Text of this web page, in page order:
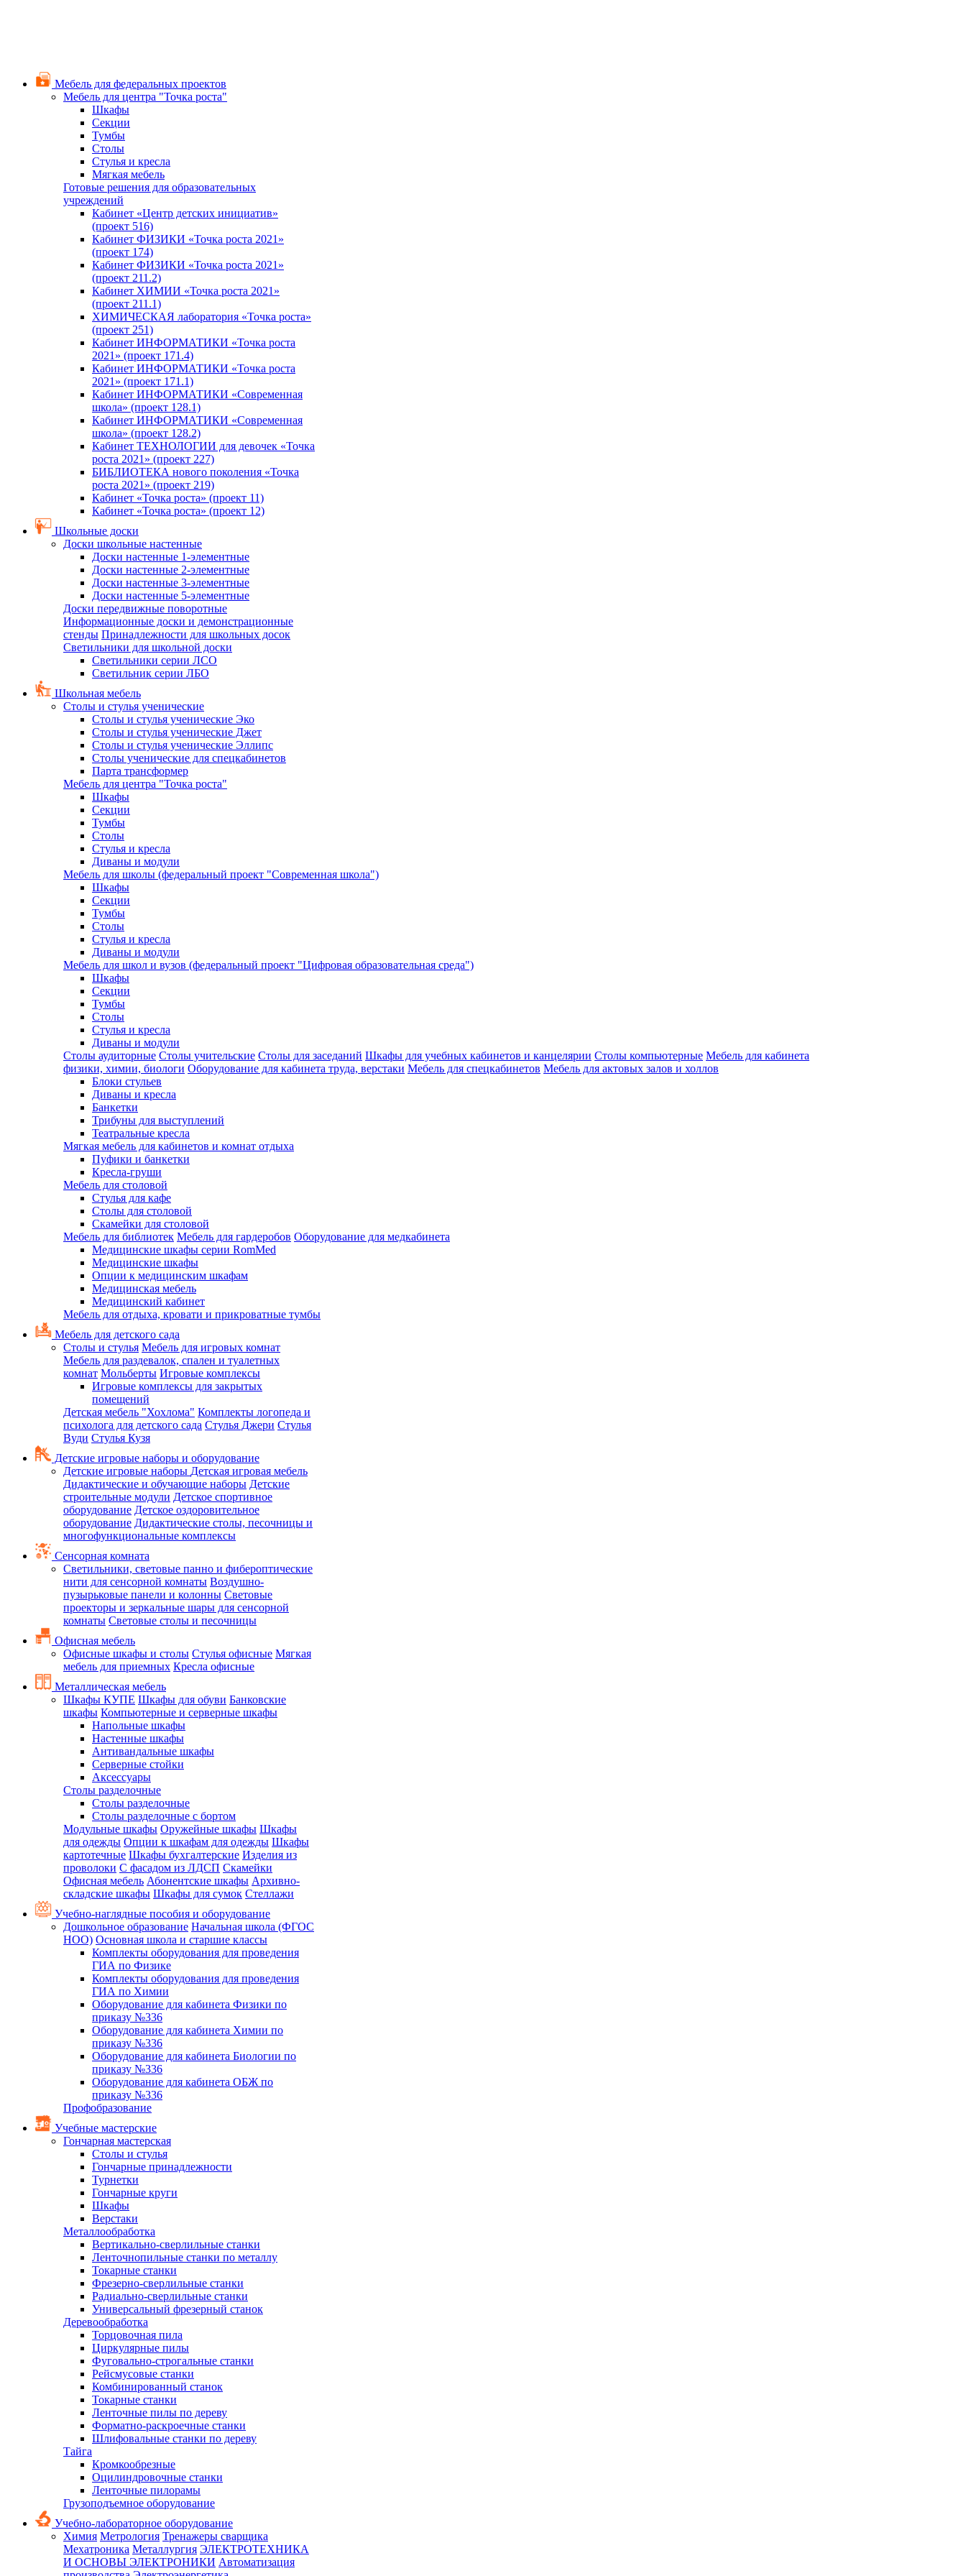
Мебель для федеральных проектов
Мебель для центра "Точка роста"
Шкафы
Секции
Тумбы
Столы
Стулья и кресла
Мягкая мебель
Готовые решения для образовательных
учреждений
Кабинет «Центр детских инициатив»
(проект 516)
Кабинет ФИЗИКИ «Точка роста 2021»
(проект 174)
Кабинет ФИЗИКИ «Точка роста 2021»
(проект 211.2)
Кабинет ХИМИИ «Точка роста 2021»
(проект 211.1)
ХИМИЧЕСКАЯ лаборатория «Точка роста»
(проект 251)
Кабинет ИНФОРМАТИКИ «Точка роста
2021» (проект 171.4)
Кабинет ИНФОРМАТИКИ «Точка роста
2021» (проект 171.1)
Кабинет ИНФОРМАТИКИ «Современная
школа» (проект 128.1)
Кабинет ИНФОРМАТИКИ «Современная
школа» (проект 128.2)
Кабинет ТЕХНОЛОГИИ для девочек «Точка
роста 2021» (проект 227)
БИБЛИОТЕКА нового поколения «Точка
роста 2021» (проект 219)
Кабинет «Точка роста» (проект 11)
Кабинет «Точка роста» (проект 12)
Школьные доски
Доски школьные настенные
Доски настенные 1-элементные
Доски настенные 2-элементные
Доски настенные 3-элементные
Доски настенные 5-элементные
Доски передвижные поворотные
Информационные доски и демонстрационные
стенды Принадлежности для школьных досок
Светильники для школьной доски
Светильники серии ЛСО
Светильник серии ЛБО
Школьная мебель
Столы и стулья ученические
Столы и стулья ученические Эко
Столы и стулья ученические Джет
Столы и стулья ученические Эллипс
Столы ученические для спецкабинетов
Парта трансформер
Мебель для центра "Точка роста"
Шкафы
Секции
Тумбы
Столы
Стулья и кресла
Диваны и модули
Мебель для школы (федеральный проект "Современная школа")
Шкафы
Секции
Тумбы
Столы
Стулья и кресла
Диваны и модули
Мебель для школ и вузов (федеральный проект "Цифровая образовательная среда")
Шкафы
Секции
Тумбы
Столы
Стулья и кресла
Диваны и модули
Столы аудиторные Столы учительские Столы для заседаний Шкафы для учебных кабинетов и канцелярии Столы компьютерные Мебель для кабинета
физики, химии, биологи Оборудование для кабинета труда, верстаки Мебель для спецкабинетов Мебель для актовых залов и холлов
Блоки стульев
Диваны и кресла
Банкетки
Трибуны для выступлений
Театральные кресла
Мягкая мебель для кабинетов и комнат отдыха
Пуфики и банкетки
Кресла-груши
Мебель для столовой
Cтулья для кафе
Cтолы для столовой
Скамейки для столовой
Мебель для библиотек Мебель для гардеробов Оборудование для медкабинета
Медицинские шкафы серии RomMed
Медицинские шкафы
Опции к медицинским шкафам
Медицинская мебель
Медицинский кабинет
Мебель для отдыха, кровати и прикроватные тумбы
Мебель для детского сада
Столы и стулья Мебель для игровых комнат
Мебель для раздевалок, спален и туалетных
комнат Мольберты Игровые комплексы
Игровые комплексы для закрытых
помещений
Детская мебель "Хохлома" Комплекты логопеда и
психолога для детского сада Стулья Джери Стулья
Вуди Стулья Кузя
Детские игровые наборы и оборудование
Детские игровые наборы Детская игровая мебель
Дидактические и обучающие наборы Детские
строительные модули Детское спортивное
оборудование Детское оздоровительное
оборудование Дидактические столы, песочницы и
многофункциональные комплексы
Сенсорная комната
Светильники, световые панно и фибероптические
нити для сенсорной комнаты Воздушно-
пузырьковые панели и колонны Световые
проекторы и зеркальные шары для сенсорной
комнаты Световые столы и песочницы
Офисная мебель
Офисные шкафы и столы Стулья офисные Мягкая
мебель для приемных Кресла офисные
Металлическая мебель
Шкафы КУПЕ Шкафы для обуви Банковские
шкафы Компьютерные и серверные шкафы
Напольные шкафы
Настенные шкафы
Антивандальные шкафы
Серверные стойки
Аксессуары
Столы разделочные
Столы разделочные
Столы разделочные с бортом
Модульные шкафы Оружейные шкафы Шкафы
для одежды Опции к шкафам для одежды Шкафы
картотечные Шкафы бухгалтерские Изделия из
проволоки С фасадом из ЛДСП Скамейки
Офисная мебель Абонентские шкафы Архивно-
складские шкафы Шкафы для сумок Стеллажи
Учебно-наглядные пособия и оборудование
Дошкольное образование Начальная школа (ФГОС
НОО) Основная школа и старшие классы
Комплекты оборудования для проведения
ГИА по Физике
Комплекты оборудования для проведения
ГИА по Химии
Оборудование для кабинета Физики по
приказу №336
Оборудование для кабинета Химии по
приказу №336
Оборудование для кабинета Биологии по
приказу №336
Оборудование для кабинета ОБЖ по
приказу №336
Профобразование
Учебные мастерские
Гончарная мастерская
Столы и стулья
Гончарные принадлежности
Турнетки
Гончарные круги
Шкафы
Верстаки
Металлообработка
Вертикально-сверлильные станки
Ленточнопильные станки по металлу
Токарные станки
Фрезерно-сверлильные станки
Радиально-сверлильные станки
Универсальный фрезерный станок
Деревообработка
Торцовочная пила
Циркулярные пилы
Фуговально-строгальные станки
Рейсмусовые станки
Комбинированный станок
Токарные станки
Ленточные пилы по дереву
Форматно-раскроечные станки
Шлифовальные станки по дереву
Тайга
Кромкообрезные
Оцилиндровочные станки
Ленточные пилорамы
Грузоподъемное оборудование
Учебно-лабораторное оборудование
Химия Метрология Тренажеры сварщика
Мехатроника Металлургия ЭЛЕКТРОТЕХНИКА
И ОСНОВЫ ЭЛЕКТРОНИКИ Автоматизация